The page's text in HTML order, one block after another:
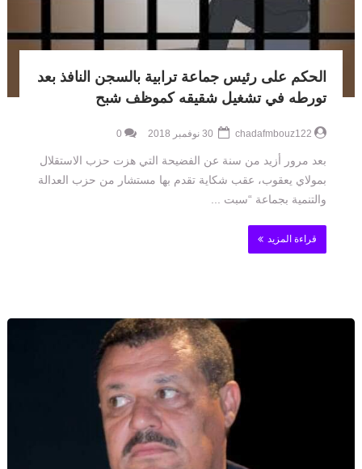
الحكم على رئيس جماعة ترابية بالسجن النافذ بعد
تورطه في تشغيل شقيقه كموظف شبح
chadafmbouz122
0
بعد مرور أزيد من سنة عن الفضيحة التي هزت حزب الاستقلال
بمولاي يعقوب، عقب شكاية تقدم بها مستشار من حزب العدالة
والتنمية بجماعة “سبت ...
قراءة المزيد